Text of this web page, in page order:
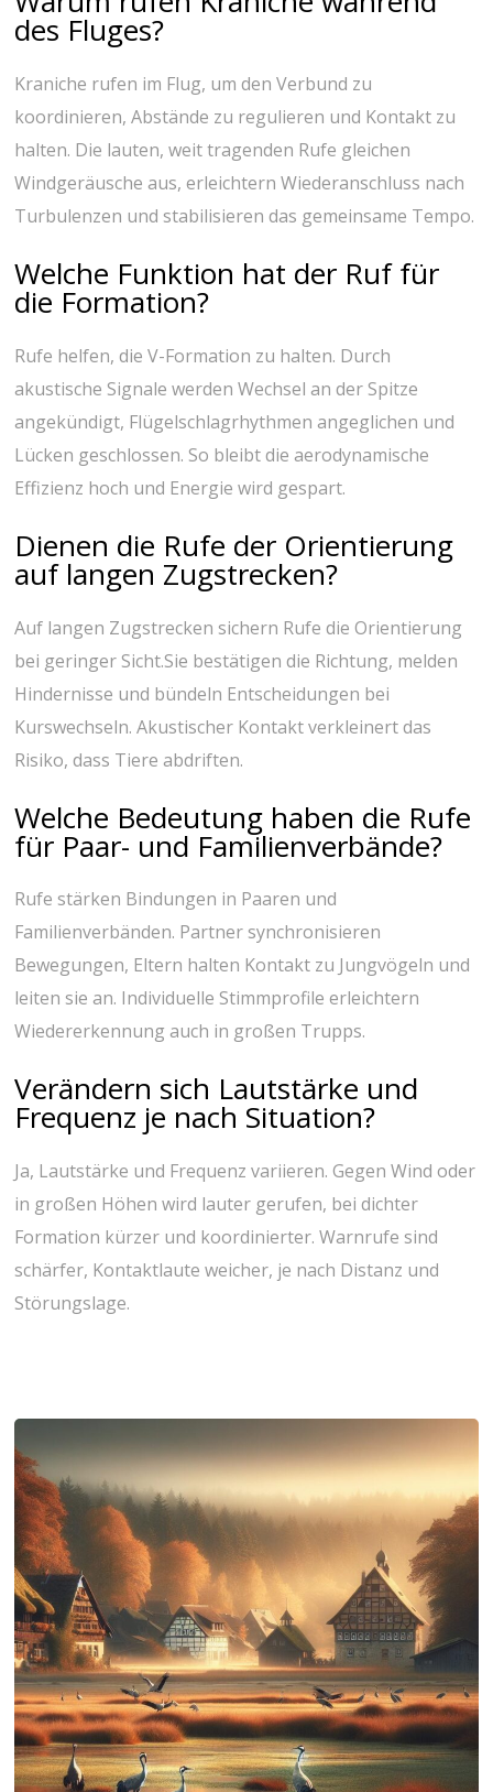
des Fluges?
Kraniche ⁣rufen im Flug, um den Verbund zu
koordinieren, Abstände zu regulieren und ‍Kontakt zu
halten.⁣ Die ⁣lauten, ⁢weit tragenden Rufe gleichen
Windgeräusche aus, erleichtern⁣ Wiederanschluss nach⁣
Turbulenzen und stabilisieren das ⁢gemeinsame⁣ Tempo.
Welche Funktion hat ⁤der Ruf ‌für
die Formation?
Rufe helfen, die V-Formation zu‌ halten. Durch
akustische ⁢Signale werden Wechsel an der⁢ Spitze
angekündigt, Flügelschlagrhythmen angeglichen⁤ und
Lücken geschlossen. So ​bleibt die aerodynamische
Effizienz‍ hoch und⁣ Energie wird gespart.
Dienen die Rufe der Orientierung‌
auf langen Zugstrecken?
Auf langen Zugstrecken sichern Rufe die Orientierung
bei geringer Sicht.Sie bestätigen⁣ die Richtung, melden
Hindernisse und bündeln Entscheidungen bei⁢
Kurswechseln. Akustischer Kontakt ‌verkleinert das
Risiko, ⁤dass Tiere abdriften.
Welche⁣ Bedeutung‍ haben die Rufe
für Paar- ‍und Familienverbände?
Rufe stärken Bindungen in⁢ Paaren und
Familienverbänden. Partner synchronisieren
Bewegungen, Eltern halten Kontakt ​zu Jungvögeln ⁤und
leiten⁣ sie ‌an. Individuelle⁢ Stimmprofile erleichtern
‌Wiedererkennung auch in großen‌ Trupps.
Verändern​ sich ‌Lautstärke und
Frequenz je‌ nach Situation?
Ja, Lautstärke und‌ Frequenz variieren.⁤ Gegen Wind oder
in großen Höhen⁢ wird lauter gerufen, bei dichter
Formation kürzer und koordinierter. ⁤Warnrufe sind
schärfer, Kontaktlaute weicher,​ je nach Distanz und
‍Störungslage.